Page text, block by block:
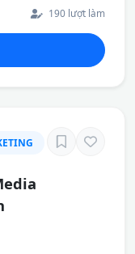
190 lượt làm